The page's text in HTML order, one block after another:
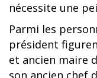
nécessite une
Parmi les
président
et ancien maire
son ancien chef